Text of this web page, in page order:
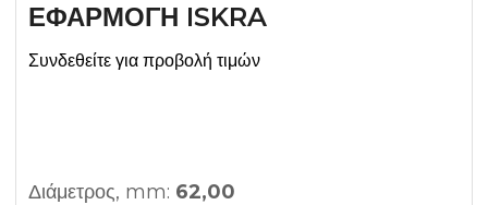
ΕΦΑΡΜΟΓΗ ISKRA
Συνδεθείτε για προβολή τιμών
Διάμετρος, mm: 62,00